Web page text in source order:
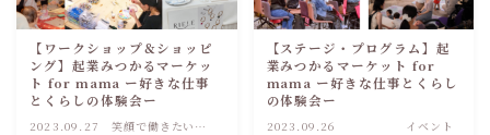
【ワークショップ＆ショッピ
ング】起業みつかるマーケッ
ト for mama ー好きな仕事
とくらしの体験会ー
2023.09.27
笑顔で働きたいマ
【ステージ・プログラム】起
業みつかるマーケット for
mama ー好きな仕事とくらし
の体験会ー
2023.09.26 イベント